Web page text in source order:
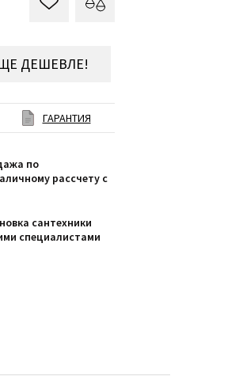
ДЕШЕВЛЕ!
ГАРАНТИЯ
по
рассчету с
сантехники
специалистами